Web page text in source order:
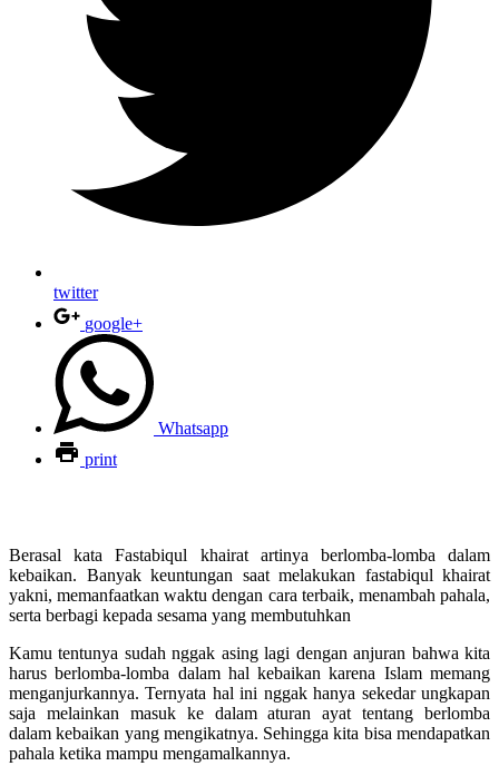
twitter
google+
Whatsapp
print
Berasal kata Fastabiqul khairat artinya berlomba-lomba dalam
kebaikan. Banyak keuntungan saat melakukan fastabiqul khairat
yakni, memanfaatkan waktu dengan cara terbaik, menambah pahala,
serta berbagi kepada sesama yang membutuhkan
Kamu tentunya sudah nggak asing lagi dengan anjuran bahwa kita
harus berlomba-lomba dalam hal kebaikan karena Islam memang
menganjurkannya. Ternyata hal ini nggak hanya sekedar ungkapan
saja melainkan masuk ke dalam aturan ayat tentang berlomba
dalam kebaikan yang mengikatnya. Sehingga kita bisa mendapatkan
pahala ketika mampu mengamalkannya.